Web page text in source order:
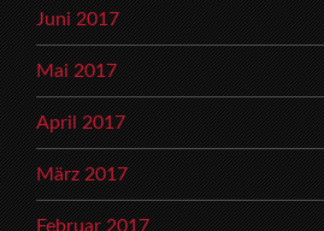
Juni 2017
Mai 2017
April 2017
März 2017
Februar 2017